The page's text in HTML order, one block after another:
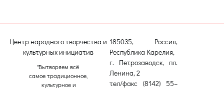
Центр народного творчества и
культурных инициатив
"Вытворяем всё
самое традиционное,
культурное и
185035, Россия,
Республика Карелия,
г. Петрозаводск, пл.
Ленина, 2
тел/факс (8142) 55–